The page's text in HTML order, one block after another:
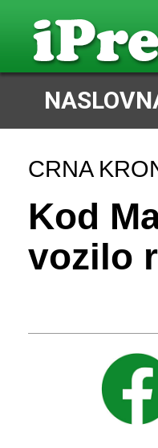
CRNA
Kod
vozilo